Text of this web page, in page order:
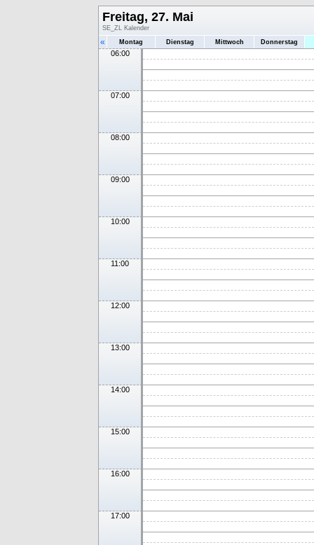
Freitag, 27. Mai
SE_ZL Kalender
« Montag Dienstag Mittwoch Donnerstag
06:00
07:00
08:00
09:00
10:00
11:00
12:00
13:00
14:00
15:00
16:00
17:00